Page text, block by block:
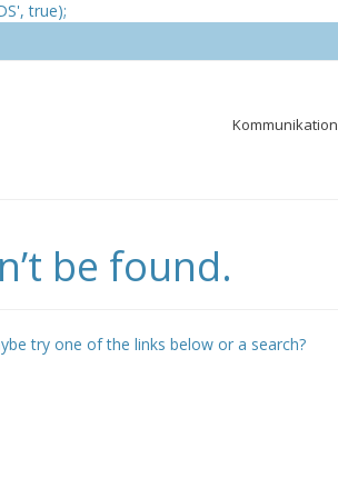
true);
Kommunikation
be found.
try one of the links below or a search?